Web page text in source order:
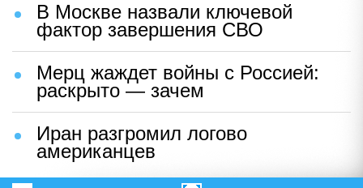
В Москве назвали ключевой
фактор завершения СВО
Мерц жаждет войны с Россией:
раскрыто — зачем
Иран разгромил логово
американцев